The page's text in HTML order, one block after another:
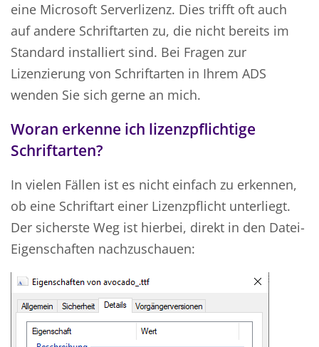
eine Microsoft Serverlizenz. Dies trifft oft auch
auf andere Schriftarten zu, die nicht bereits im
Standard installiert sind. Bei Fragen zur
Lizenzierung von Schriftarten in Ihrem ADS
wenden Sie sich gerne an mich.
Woran erkenne ich lizenzpflichtige
Schriftarten?
In vielen Fällen ist es nicht einfach zu erkennen,
ob eine Schriftart einer Lizenzpflicht unterliegt.
Der sicherste Weg ist hierbei, direkt in den Datei-
Eigenschaften nachzuschauen: